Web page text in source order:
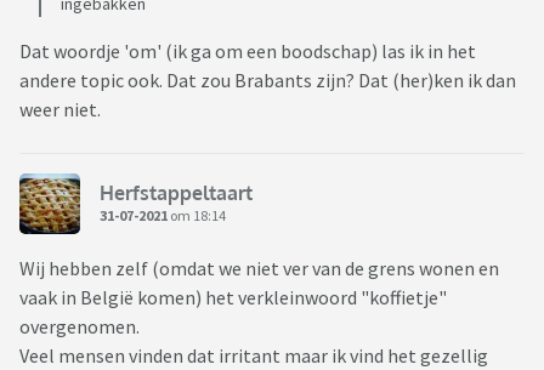
Dat woordje 'om' (ik ga om een boodschap) las ik in het
andere topic ook. Dat zou Brabants zijn? Dat (her)ken ik dan
weer niet.
Herfstappeltaart
31-07-2021 om 18:14
Wij hebben zelf (omdat we niet ver van de grens wonen en
vaak in België komen) het verkleinwoord "koffietje"
overgenomen.
Veel mensen vinden dat irritant maar ik vind het gezellig